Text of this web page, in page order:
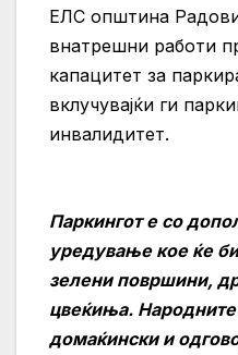
ЕЛС општина
внатрешни работи
капацитет за
вклучувајќи ги
инвалидитет.
Паркингот е со
уредување кое ќе
зелени површини,
цвеќиња. Народните
домаќински и